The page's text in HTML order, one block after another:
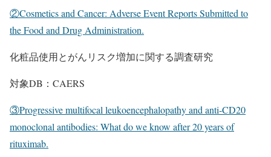
②Cosmetics and Cancer: Adverse Event Reports Submitted to
the Food and Drug Administration.
化粧品使用とがんリスク増加に関する調査研究
対象DB：CAERS
③Progressive multifocal leukoencephalopathy and anti-CD20
monoclonal antibodies: What do we know after 20 years of
rituximab.